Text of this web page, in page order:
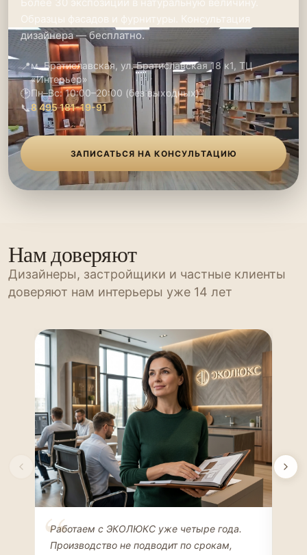
Образцы фасадов и фурнитуры. Консультация
дизайнера — бесплатно.
📍м. Братиславская, ул. Братиславская 18 к1, ТЦ
«Интерьер»
🕑Пн–Вс: 10:00–20:00 (без выходных)
📞8 495 181-19-91
ЗАПИСАТЬСЯ НА КОНСУЛЬТАЦИЮ
Нам доверяют
Дизайнеры, застройщики и частные клиенты
доверяют нам интерьеры уже 14 лет
Елена Соколова
ДИЗАЙНЕР ИНТЕРЬЕРОВ
Работаем с ЭКОЛЮКС уже четыре года.
Производство не подводит по срокам,